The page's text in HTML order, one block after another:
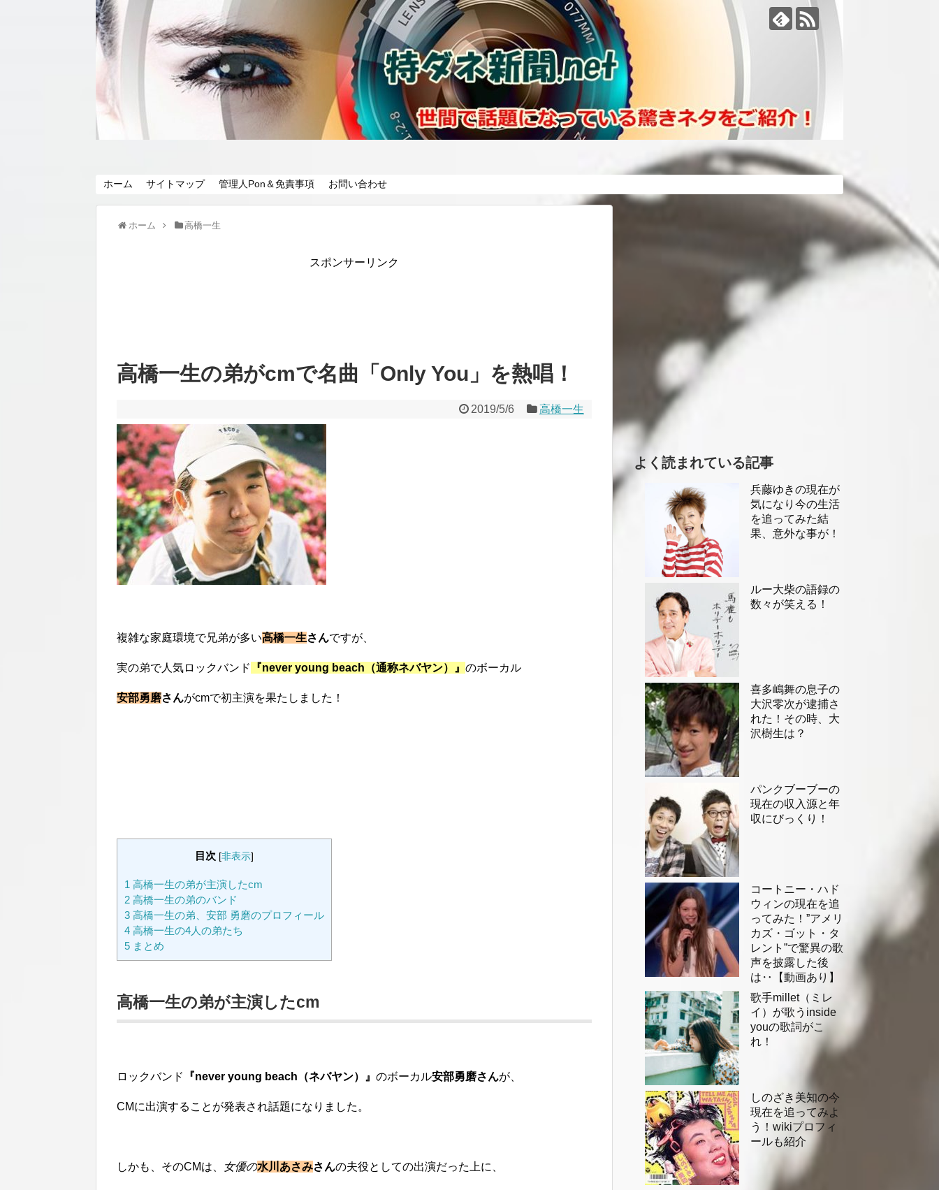
ホーム サイトマップ 管理人Pon＆免責事項 お問い合わせ
ホーム 高橋一生
スポンサーリンク
高橋一生の弟がcmで名曲「Only You」を熱唱！
2019/5/6 高橋一生
複雑な家庭環境で兄弟が多い高橋一生さんですが、
実の弟で人気ロックバンド 『never young beach（通称ネバヤン）』 のボーカル
安部勇磨さんがcmで初主演を果たしました！
目次 [非表示]
1 高橋一生の弟が主演したcm
2 高橋一生の弟のバンド
3 高橋一生の弟、安部 勇磨のプロフィール
4 高橋一生の4人の弟たち
5 まとめ
高橋一生の弟が主演したcm
ロックバンド 『never young beach（ネバヤン）』 のボーカル安部勇磨さんが、
CMに出演することが発表され話題になりました。
しかも、そのCMは、 女優の水川あさみさんの夫役としての出演だった上に、
よく読まれている記事
兵藤ゆきの現在が
気になり今の生活
を追ってみた結
果、意外な事が！
ルー大柴の語録の
数々が笑える！
喜多嶋舞の息子の
大沢零次が逮捕さ
れた！その時、大
沢樹生は？
パンクブーブーの
現在の収入源と年
収にびっくり！
コートニー・ハド
ウィンの現在を追
ってみた！”アメリ
カズ・ゴット・タ
レント”で驚異の歌
声を披露した後
は‥【動画あり】
歌手millet（ミレ
イ）が歌うinside
youの歌詞がこ
れ！
しのざき美知の今
現在を追ってみよ
う！wikiプロフィ
ールも紹介